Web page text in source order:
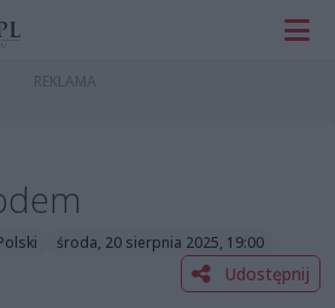
środa, 20 sierpnia 2025, 19:00
Udostępnij